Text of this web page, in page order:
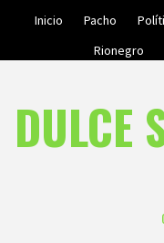
Inicio Pacho
Rionegro
DULCE